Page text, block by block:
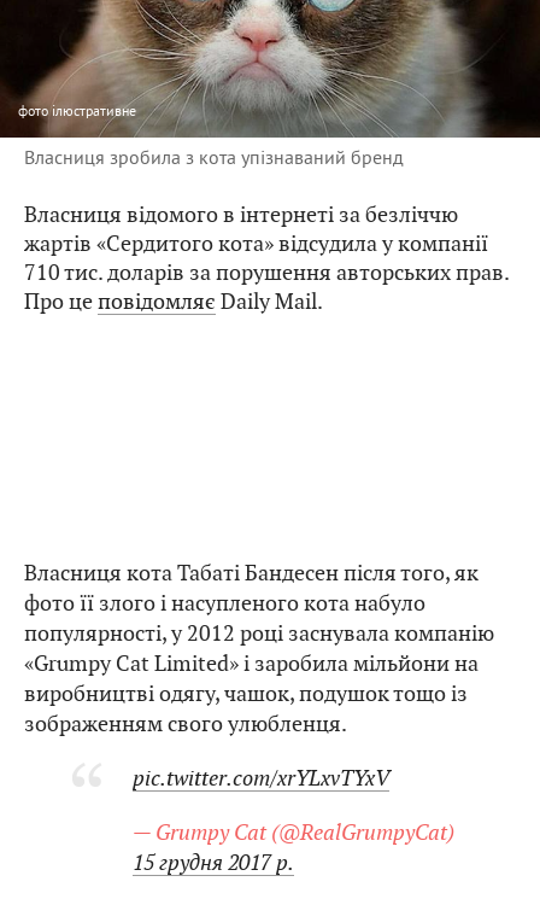
фотоілюстративне
Власниця зробила з кота упізнаваний бренд
Власниця відомого в інтернеті за безліччю
жартів «Сердитого кота» відсудила у компанії
710 тис. доларів за порушення авторських прав.
Про цеповідомляє Daily Mail.
Власниця кота Табаті Бандесен після того, як
фото її злого і насупленого кота набуло
популярності, у 2012 році заснувала компанію
«Grumpy Cat Limited» і заробила мільйони на
виробництві одягу, чашок, подушок тощо із
зображенням свого улюбленця.
pic.twitter.com/xrYLxvTYxV
— Grumpy Cat (@RealGrumpyCat)
15 грудня 2017 р.